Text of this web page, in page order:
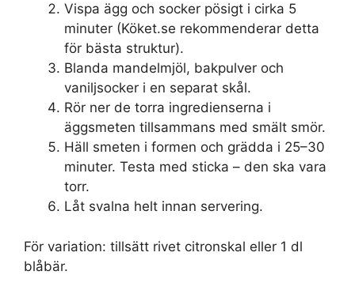
Vispa ägg och socker pösigt i cirka 5
minuter (Köket.se rekommenderar detta
för bästa struktur).
Blanda mandelmjöl, bakpulver och
vaniljsocker i en separat skål.
Rör ner de torra ingredienserna i
äggsmeten tillsammans med smält smör.
Häll smeten i formen och grädda i 25–30
minuter. Testa med sticka – den ska vara
torr.
Låt svalna helt innan servering.
För variation: tillsätt rivet citronskal eller 1 dl
blåbär.